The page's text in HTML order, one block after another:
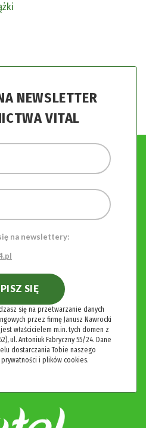
NEWSLETTER
VITAL
na newslettery:
SIĘ
się na przetwarzanie danych
przez firmę Janusz Nawrocki
właścicielem m.in. tych domen z
ul. Antoniuk Fabryczny 55/24. Dane
dostarczania Tobie naszego
prywatności i plików cookies.